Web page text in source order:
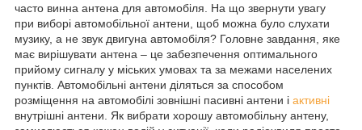
часто винна антена для автомобіля. На що звернути увагу
при виборі автомобільної антени, щоб можна було слухати
музику, а не звук двигуна автомобіля? Головне завдання, яке
має вирішувати антена – це забезпечення оптимального
прийому сигналу у міських умовах та за межами населених
пунктів. Автомобільні антени діляться за способом
розміщення на автомобілі зовнішні пасивні антени і активні
внутрішні антени. Як вибрати хорошу автомобільну антену,